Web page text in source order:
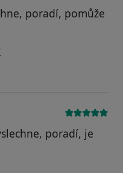
poradí, pomůže
Pacient
poradí, je